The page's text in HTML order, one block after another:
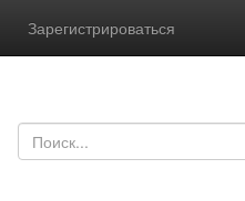
Зарегистрироваться